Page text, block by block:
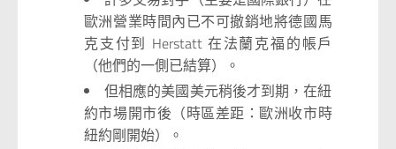
歐洲營業時間內已不可撤銷地將德國馬
克支付到 Herstatt 在法蘭克福的帳戶
（他們的一側已結算）。
但相應的美國美元稍後才到期，在紐
約市場開市後（時區差距：歐洲收市時
紐約剛開始）。